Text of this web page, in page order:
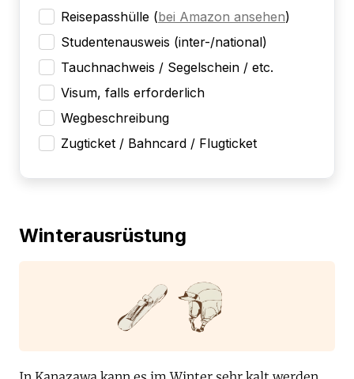
Reisepasshülle (bei Amazon ansehen)
Studentenausweis (inter-/national)
Tauchnachweis / Segelschein / etc.
Visum, falls erforderlich
Wegbeschreibung
Zugticket / Bahncard / Flugticket
Winterausrüstung